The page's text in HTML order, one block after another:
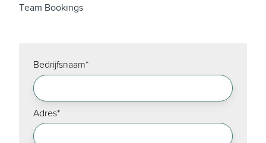
Team Bookings
Bedrijfsnaam*
Adres*